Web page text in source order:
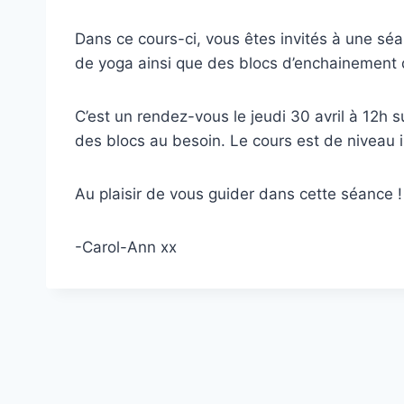
Dans ce cours-ci, vous êtes invités à une
de yoga ainsi que des blocs
C’est un rendez-vous le jeudi 30 avril à 12h
des blocs au besoin. Le cours est de
Au plaisir de vous guider dans cette séance !
-Carol-Ann xx